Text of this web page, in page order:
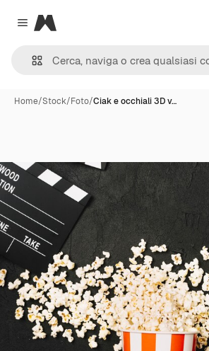
Close menu
Magnific
Home/Stock/Foto/Ciak e occhiali 3D v…